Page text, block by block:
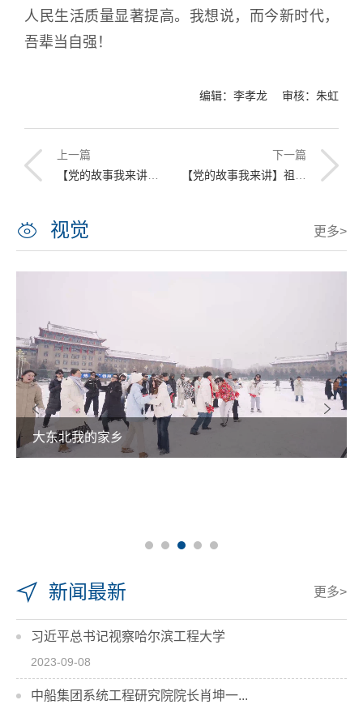
人民生活质量显著提高。我想说，而今新时代，
吾辈当自强！
编辑：李孝龙 审核：朱虹
上一篇
【党的故事我来讲】以河南固始县脱贫为视角讲述我身边的党的故事——暨庆祝中国共产党成立100周年
下一篇
【党的故事我来讲】祖国，我为您拍照
视觉 更多>
大东北我的家乡
新闻最新 更多>
习近平总书记视察哈尔滨工程大学
2023-09-08
中船集团系统工程研究院院长肖坤一...